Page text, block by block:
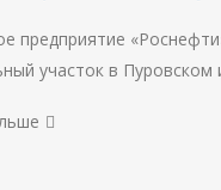
предприятие
участок в